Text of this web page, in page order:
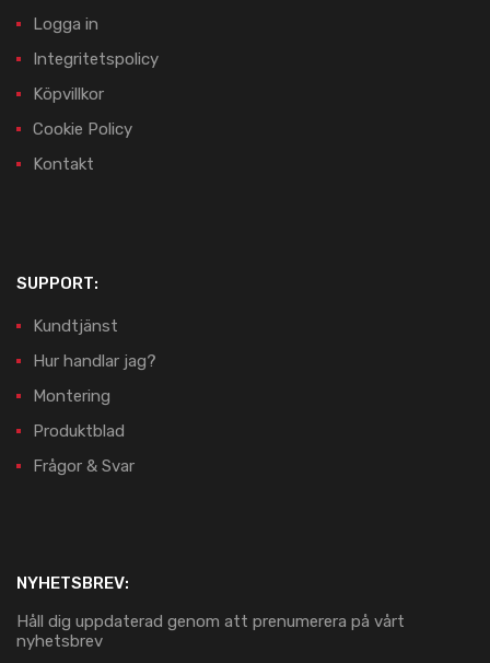
Logga in
Integritetspolicy
Köpvillkor
Cookie Policy
Kontakt
SUPPORT:
Kundtjänst
Hur handlar jag?
Montering
Produktblad
Frågor & Svar
NYHETSBREV:
Håll dig uppdaterad genom att prenumerera på vårt
nyhetsbrev